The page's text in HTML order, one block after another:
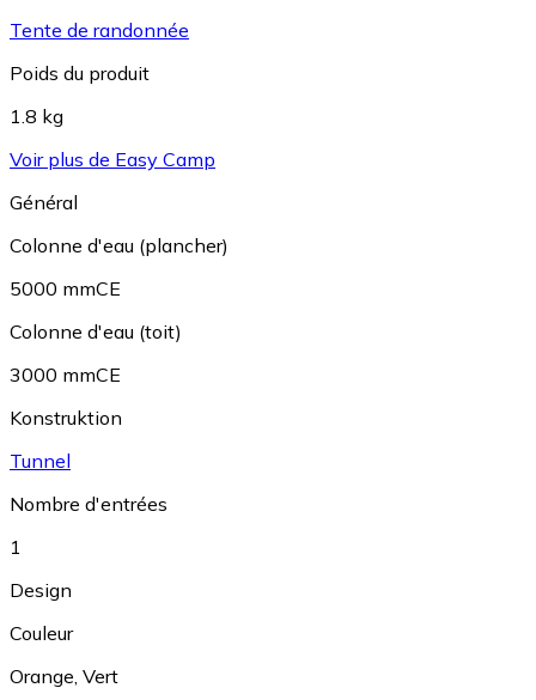
Tente de randonnée
Poids du produit
1.8 kg
Voir plus de Easy Camp
Général
Colonne d'eau (plancher)
5000 mmCE
Colonne d'eau (toit)
3000 mmCE
Konstruktion
Tunnel
Nombre d'entrées
1
Design
Couleur
Orange Vert